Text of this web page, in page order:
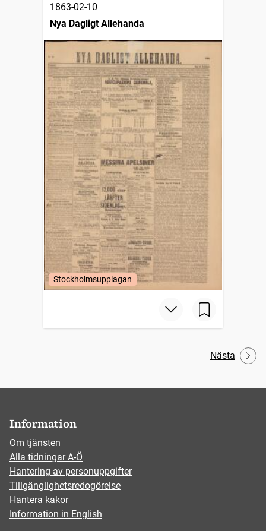
1863-02-10
Nya Dagligt Allehanda
Stockholmsupplagan
Nästa
Information
Om tjänsten
Alla tidningar A-Ö
Hantering av personuppgifter
Tillgänglighetsredogörelse
Hantera kakor
Information in English